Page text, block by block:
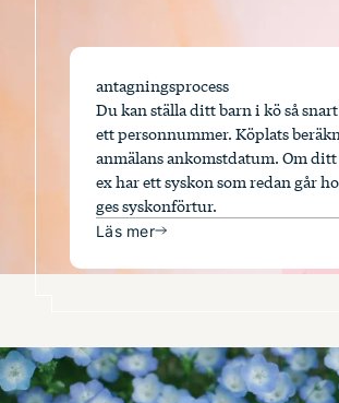
antagningsprocess
Du kan ställa ditt barn i kö så
ett personnummer. Köplats
anmälans ankomstdatum. Om
ex har ett syskon som redan går
ges syskonförtur.
Läs mer